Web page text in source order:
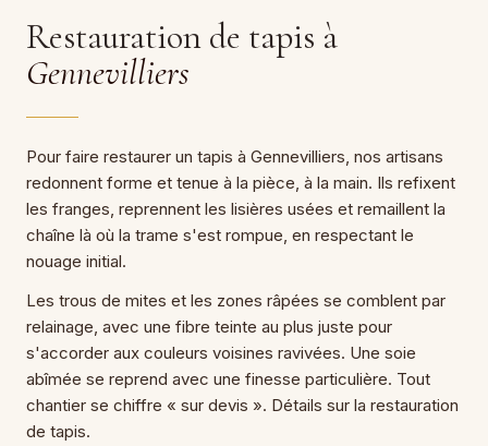
Restauration de tapis à
Gennevilliers
Pour faire restaurer un tapis à Gennevilliers, nos artisans
redonnent forme et tenue à la pièce, à la main. Ils refixent
les franges, reprennent les lisières usées et remaillent la
chaîne là où la trame s'est rompue, en respectant le
nouage initial.
Les trous de mites et les zones râpées se comblent par
relainage, avec une fibre teinte au plus juste pour
s'accorder aux couleurs voisines ravivées. Une soie
abîmée se reprend avec une finesse particulière. Tout
chantier se chiffre « sur devis ». Détails sur la restauration
de tapis.